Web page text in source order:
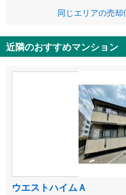
同じエリアの売
近隣のおすすめマンション
ウエストハイムＡ